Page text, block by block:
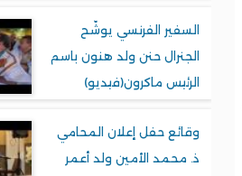
السفير الفرنسي يوشّح
الجنرال حنن ولد هنون باسم
الرئيس ماكرون(فيديو)
وقائع حفل إعلان المحامي
ذ. محمد الأمين ولد أعمر